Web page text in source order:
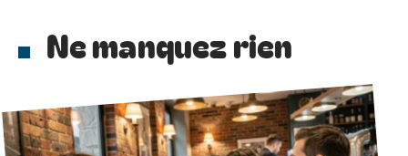
Ne manquez rien